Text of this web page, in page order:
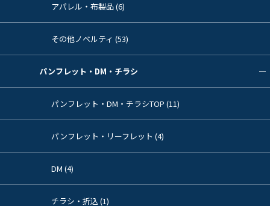
アパレル・布製品 (6)
その他ノベルティ (53)
パンフレット・DM・チラシ
パンフレット・DM・チラシTOP (11)
パンフレット・リーフレット (4)
DM (4)
チラシ・折込 (1)